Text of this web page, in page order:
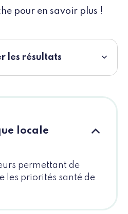
pour en savoir plus !
les résultats
locale
permettant de
les priorités santé de